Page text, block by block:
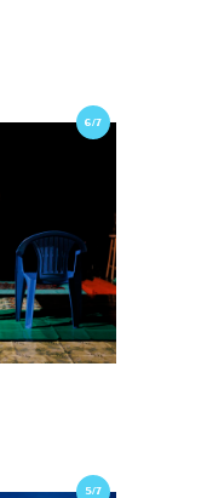
6/7
5/7